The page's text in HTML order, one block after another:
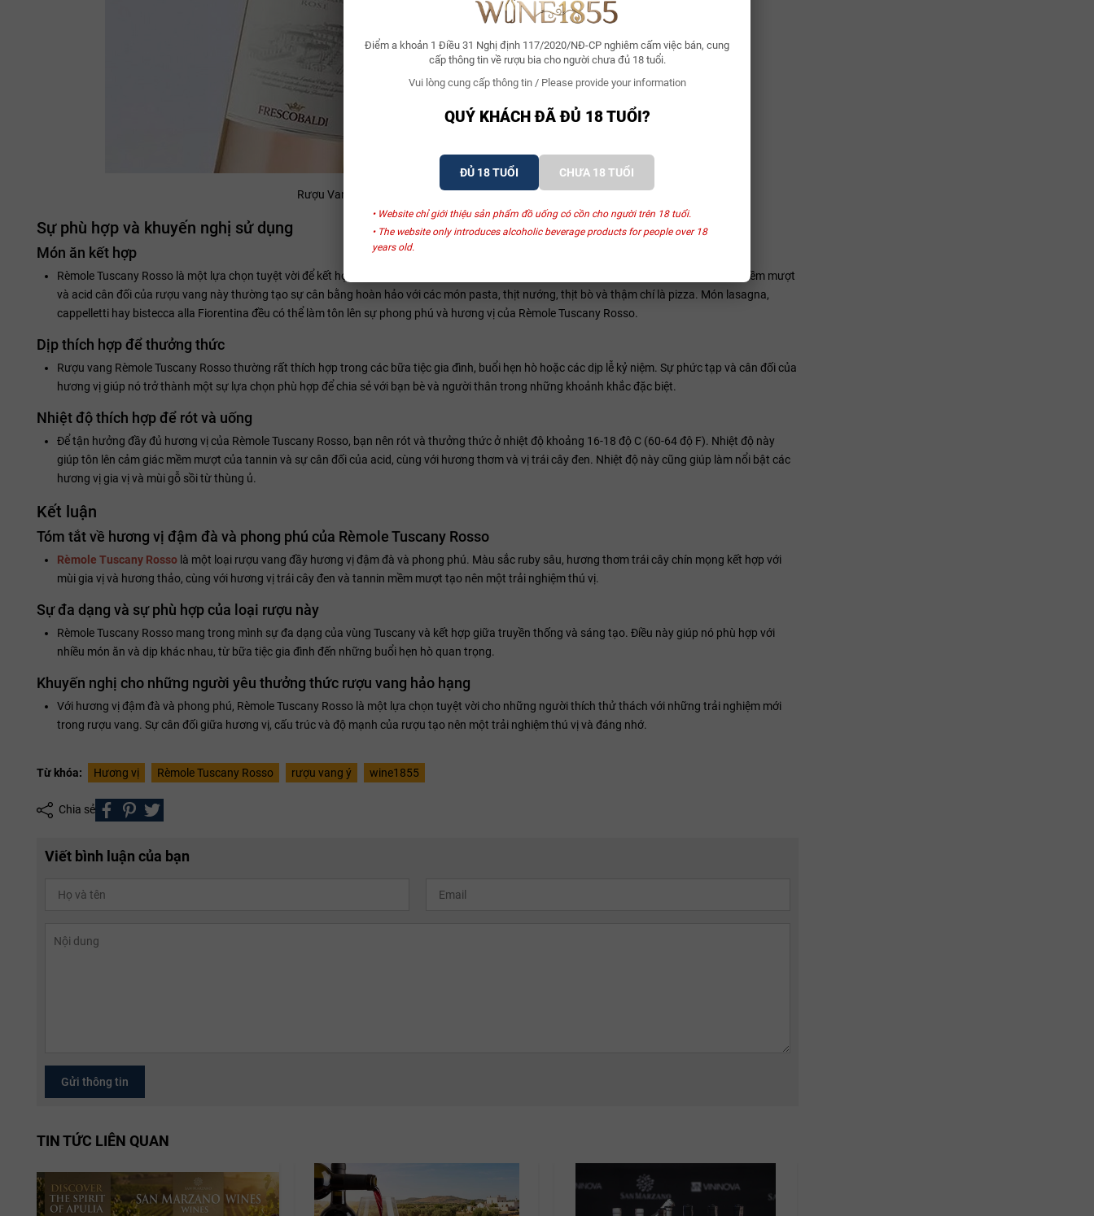
Điểm a khoản 1 Điều 31 Nghị định 117/2020/NĐ-CP nghiêm cấm việc bán, cung
cấp thông tin về rượu bia cho người chưa đủ 18 tuổi.
Vui lòng cung cấp thông tin / Please provide your information
QUÝ KHÁCH ĐÃ ĐỦ 18 TUỔI?
ĐỦ 18 TUỔI CHƯA 18 TUỔI
• Website chỉ giới thiệu sản phẩm đồ uống có cồn cho người trên 18 tuổi.
• The website only introduces alcoholic beverage products for people over 18
years old.
Rượu Vang Ý Frescobaldi Remole Toscana Rose
Sự phù hợp và khuyến nghị sử dụng
Món ăn kết hợp
Rèmole Tuscany Rosso là một lựa chọn tuyệt vời để kết hợp với các món ăn Ý truyền thống. Sự cân đối giữa hương vị trái cây đen, tannin mềm mượt
và acid cân đối của rượu vang này thường tạo sự cân bằng hoàn hảo với các món pasta, thịt nướng, thịt bò và thậm chí là pizza. Món lasagna,
cappelletti hay bistecca alla Fiorentina đều có thể làm tôn lên sự phong phú và hương vị của Rèmole Tuscany Rosso.
Dịp thích hợp để thưởng thức
Rượu vang Rèmole Tuscany Rosso thường rất thích hợp trong các bữa tiệc gia đình, buổi hẹn hò hoặc các dịp lễ kỷ niệm. Sự phức tạp và cân đối của
hương vị giúp nó trở thành một sự lựa chọn phù hợp để chia sẻ với bạn bè và người thân trong những khoảnh khắc đặc biệt.
Nhiệt độ thích hợp để rót và uống
Để tận hưởng đầy đủ hương vị của Rèmole Tuscany Rosso, bạn nên rót và thưởng thức ở nhiệt độ khoảng 16-18 độ C (60-64 độ F). Nhiệt độ này
giúp tôn lên cảm giác mềm mượt của tannin và sự cân đối của acid, cùng với hương thơm và vị trái cây đen. Nhiệt độ này cũng giúp làm nổi bật các
hương vị gia vị và mùi gỗ sồi từ thùng ủ.
Kết luận
Tóm tắt về hương vị đậm đà và phong phú của Rèmole Tuscany Rosso
Rèmole Tuscany Rosso là một loại rượu vang đầy hương vị đậm đà và phong phú. Màu sắc ruby sâu, hương thơm trái cây chín mọng kết hợp với
mùi gia vị và hương thảo, cùng với hương vị trái cây đen và tannin mềm mượt tạo nên một trải nghiệm thú vị.
Sự đa dạng và sự phù hợp của loại rượu này
Rèmole Tuscany Rosso mang trong mình sự đa dạng của vùng Tuscany và kết hợp giữa truyền thống và sáng tạo. Điều này giúp nó phù hợp với
nhiều món ăn và dịp khác nhau, từ bữa tiệc gia đình đến những buổi hẹn hò quan trọng.
Khuyến nghị cho những người yêu thưởng thức rượu vang hảo hạng
Với hương vị đậm đà và phong phú, Rèmole Tuscany Rosso là một lựa chọn tuyệt vời cho những người thích thử thách với những trải nghiệm mới
trong rượu vang. Sự cân đối giữa hương vị, cấu trúc và độ mạnh của rượu tạo nên một trải nghiệm thú vị và đáng nhớ.
Từ khóa: Hương vị Rèmole Tuscany Rosso rượu vang ý wine1855
Chia sẻ
Viết bình luận của bạn
Gửi thông tin
TIN TỨC LIÊN QUAN